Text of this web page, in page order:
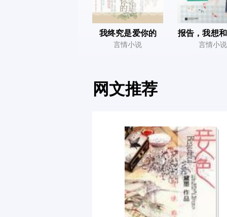
我终究是爱你的
言情小说
报告，我想
言情小说
网文推荐